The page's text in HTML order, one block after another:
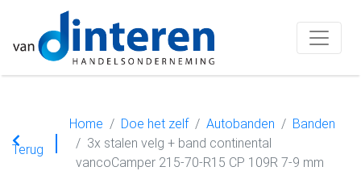
Terug
Home Doe het zelf Autobanden
Banden
3x stalen velg + band continental
vancoCamper 215-70-R15 CP 109R 7-9 mm